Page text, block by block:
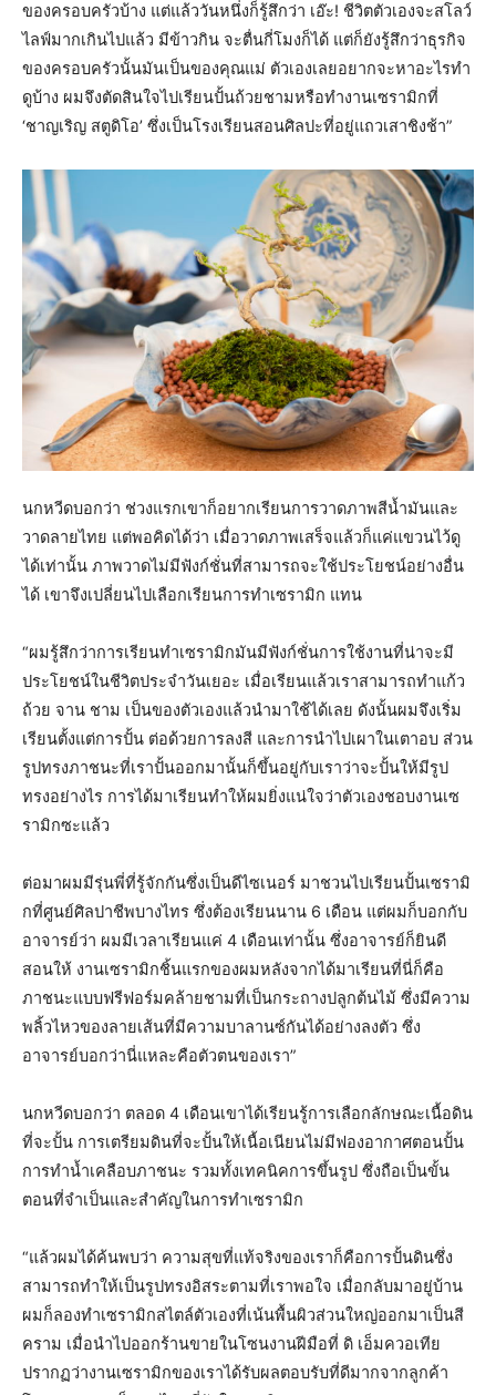
ของครอบครัวบ้าง แต่แล้ววันหนึ่งก็รู้สึกว่า เอ๊ะ! ชีวิตตัวเองจะสโลว์
ไลฟ์มากเกินไปแล้ว มีข้าวกิน จะตื่นกี่โมงก็ได้ แต่ก็ยังรู้สึกว่าธุรกิจ
ของครอบครัวนั้นมันเป็นของคุณแม่ ตัวเองเลยอยากจะหาอะไรทำ
ดูบ้าง ผมจึงตัดสินใจไปเรียนปั้นถ้วยชามหรือทำงานเซรามิกที่
‘ชาญเริญ สตูดิโอ’ ซึ่งเป็นโรงเรียนสอนศิลปะที่อยู่แถวเสาชิงช้า”
นกหวีดบอกว่า ช่วงแรกเขาก็อยากเรียนการวาดภาพสีน้ำมันและ
วาดลายไทย แต่พอคิดได้ว่า เมื่อวาดภาพเสร็จแล้วก็แค่แขวนไว้ดู
ได้เท่านั้น ภาพวาดไม่มีฟังก์ชั่นที่สามารถจะใช้ประโยชน์อย่างอื่น
ได้ เขาจึงเปลี่ยนไปเลือกเรียนการทำเซรามิก แทน
“ผมรู้สึกว่าการเรียนทำเซรามิกมันมีฟังก์ชั่นการใช้งานที่น่าจะมี
ประโยชน์ในชีวิตประจำวันเยอะ เมื่อเรียนแล้วเราสามารถทำแก้ว
ถ้วย จาน ชาม เป็นของตัวเองแล้วนำมาใช้ได้เลย ดังนั้นผมจึงเริ่ม
เรียนตั้งแต่การปั้น ต่อด้วยการลงสี และการนำไปเผาในเตาอบ ส่วน
รูปทรงภาชนะที่เราปั้นออกมานั้นก็ขึ้นอยู่กับเราว่าจะปั้นให้มีรูป
ทรงอย่างไร การได้มาเรียนทำให้ผมยิ่งแน่ใจว่าตัวเองชอบงานเซ
รามิกซะแล้ว
ต่อมาผมมีรุ่นพี่ที่รู้จักกันซึ่งเป็นดีไซเนอร์ มาชวนไปเรียนปั้นเซรามิ
กที่ศูนย์ศิลปาชีพบางไทร ซึ่งต้องเรียนนาน 6 เดือน แต่ผมก็บอกกับ
อาจารย์ว่า ผมมีเวลาเรียนแค่ 4 เดือนเท่านั้น ซึ่งอาจารย์ก็ยินดี
สอนให้ งานเซรามิกชิ้นแรกของผมหลังจากได้มาเรียนที่นี่ก็คือ
ภาชนะแบบฟรีฟอร์มคล้ายชามที่เป็นกระถางปลูกต้นไม้ ซึ่งมีความ
พลิ้วไหวของลายเส้นที่มีความบาลานซ์กันได้อย่างลงตัว ซึ่ง
อาจารย์บอกว่านี่แหละคือตัวตนของเรา”
นกหวีดบอกว่า ตลอด 4 เดือนเขาได้เรียนรู้การเลือกลักษณะเนื้อดิน
ที่จะปั้น การเตรียมดินที่จะปั้นให้เนื้อเนียนไม่มีฟองอากาศตอนปั้น
การทำน้ำเคลือบภาชนะ รวมทั้งเทคนิคการขึ้นรูป ซึ่งถือเป็นขั้น
ตอนที่จำเป็นและสำคัญในการทำเซรามิก
“แล้วผมได้ค้นพบว่า ความสุขที่แท้จริงของเราก็คือการปั้นดินซึ่ง
สามารถทำให้เป็นรูปทรงอิสระตามที่เราพอใจ เมื่อกลับมาอยู่บ้าน
ผมก็ลองทำเซรามิกสไตล์ตัวเองที่เน้นพื้นผิวส่วนใหญ่ออกมาเป็นสี
คราม เมื่อนำไปออกร้านขายในโซนงานฝีมือที่ ดิ เอ็มควอเทีย
ปรากฏว่างานเซรามิกของเราได้รับผลตอบรับที่ดีมากจากลูกค้า